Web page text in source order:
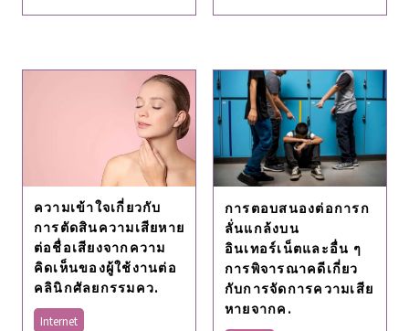
ความเข้าใจเกี่ยวกับ
การตัดสินความเสียหาย
ต่อชื่อเสียงจากความ
คิดเห็นของผู้ใช้งานต่อ
คลินิกศัลยกรรมคว.
Internet
การตอบสนองต่อการก
ลั่นแกล้งบน
อินเทอร์เน็ตและอื่น ๆ
การพิจารณาคดีเกี่ยว
กับการจัดการความเสีย
หายจากค.